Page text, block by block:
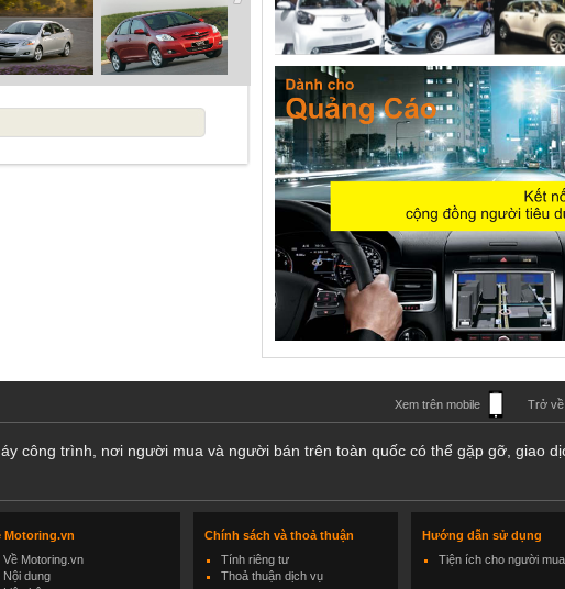
Xem trên mobile Trở về
công trình, nơi người mua và người bán trên toàn quốc có thể gặp gỡ, giao
Motoring.vn
Về Motoring.vn
Nội dung
Chính sách và thoả thuận
Tính riêng tư
Thoả thuận dịch vụ
Hướng dẫn sử dụng
Tiện ích cho người